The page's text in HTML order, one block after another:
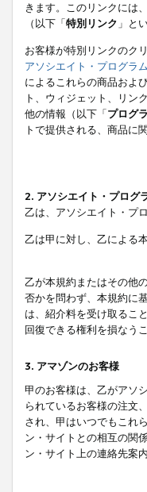
きます。このリンクには
（以下「特別リンク 」と
お客様が特別リンクのク
アソシエイト・プログラ
によるこれらの商品およ
ト、ウィジェット、リン
他の情報（以下「プログ
トで提供される、商品に
2. アソシエイト・プログ
乙は、アソシエイト・プ
乙は甲に対し、乙による
乙が本規約またはその他
否かを問わず、本規約に
は、紹介料を受け取るこ
回復できる権利を損なう
3. アマゾンのお客様
甲のお客様は、乙がアソ
られているお客様の注文
され、甲はいつでもこれ
ン・サイトとの相互の関
ン・サイト上の連絡先案